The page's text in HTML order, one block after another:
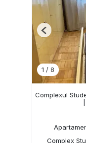
1 / 8
Previous
Complexul
Complex